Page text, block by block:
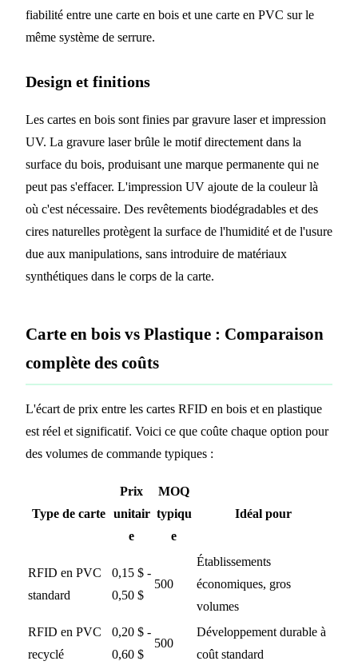
fiabilité entre une carte en bois et une carte en PVC sur le
même système de serrure.
Design et finitions
Les cartes en bois sont finies par gravure laser et impression
UV. La gravure laser brûle le motif directement dans la
surface du bois, produisant une marque permanente qui ne
peut pas s'effacer. L'impression UV ajoute de la couleur là
où c'est nécessaire. Des revêtements biodégradables et des
cires naturelles protègent la surface de l'humidité et de l'usure
due aux manipulations, sans introduire de matériaux
synthétiques dans le corps de la carte.
Carte en bois vs Plastique : Comparaison
complète des coûts
L'écart de prix entre les cartes RFID en bois et en plastique
est réel et significatif. Voici ce que coûte chaque option pour
des volumes de commande typiques :
Type de carte
Prix
unitair
e
MOQ
typiqu
e
Idéal pour
RFID en PVC
standard
0,15 $ -
0,50 $
500
Établissements
économiques, gros
volumes
RFID en PVC
recyclé
0,20 $ -
0,60 $
500
Développement durable à
coût standard